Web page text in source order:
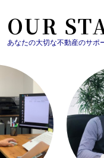
OUR
あなたの大切な不動産のサポ